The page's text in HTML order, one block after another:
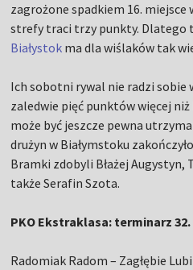
zagrożone spadkiem 16.
strefy traci trzy punkty. Dlatego
Białystok ma dla wiślaków tak
Ich sobotni rywal nie radzi sobie
zaledwie pięć punktów więcej niż
może być jeszcze pewna
drużyn w Białymstoku
Bramki zdobyli Błażej Augystyn,
także Serafin Szota.
PKO Ekstraklasa: terminarz
Radomiak Radom – Zagłębie